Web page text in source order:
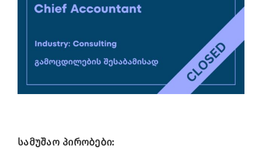
სამუშაო პირობები: